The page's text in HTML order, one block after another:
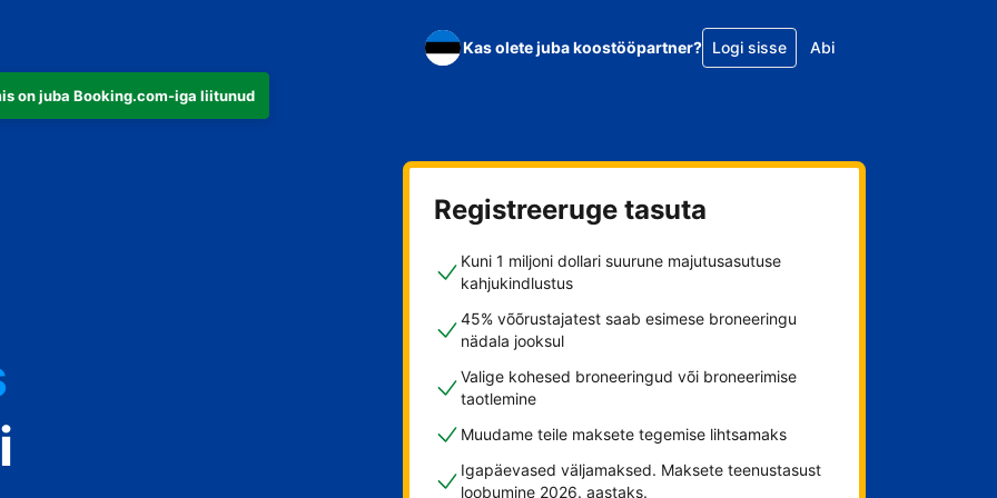
on juba Booking.com-iga liitunud
Kas olete juba koostööpartner? Logi sisse Abi
Registreeruge tasuta
Kuni 1 miljoni dollari suurune majutusasutuse
kahjukindlustus
45% võõrustajatest saab esimese broneeringu
nädala jooksul
Valige kohesed broneeringud või broneerimise
taotlemine
Muudame teile maksete tegemise lihtsamaks
Igapäevased väljamaksed. Maksete teenustasust
loobumine 2026. aastaks.